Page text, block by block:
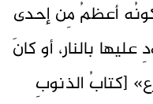
أعظمُ مِن إحدى
بالنار، أو كانَ
[كتابُ الذنوبِ